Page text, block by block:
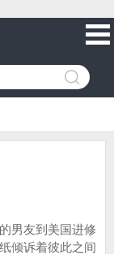
男友到美国进修
倾诉着彼此之间